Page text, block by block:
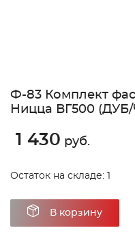
Ф-83 Комплект
Ницца ВГ500
1 430 руб.
Остаток на складе: 1
В корзину